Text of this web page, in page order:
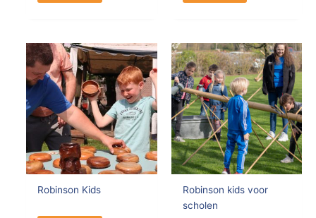
Robinson Kids
Robinson kids voor
scholen